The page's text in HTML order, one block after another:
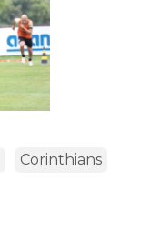
Corinthians